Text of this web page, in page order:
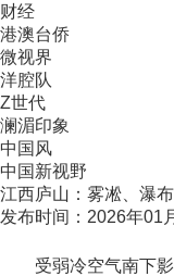
财经
港澳台侨
微视界
洋腔队
Z世代
澜湄印象
中国风
中国新视野
江西庐山：雾凇、瀑
发布时间：2026年
受弱冷空气南下影